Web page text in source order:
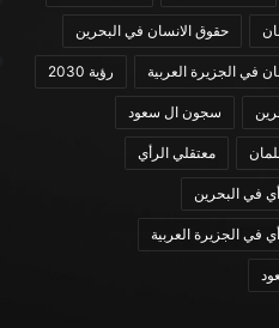
حقوق الانسان في البحرين
في الجزيرة العربية رؤية 2030
سجون ال سعود
معتقلي الرأي
في البحرين
في الجزيرة العربية